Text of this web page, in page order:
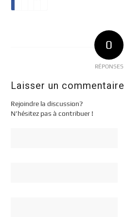
0
RÉPONSES
Laisser un commentaire
Rejoindre la discussion?
N’hésitez pas à contribuer !